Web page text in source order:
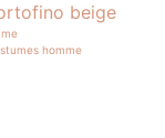
homme